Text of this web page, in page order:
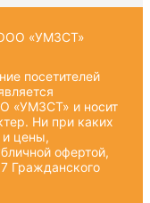
ООО «УМЗСТ»
посетителей
«УМЗСТ» и носит
Ни при каких
цены,
офертой,
Гражданского